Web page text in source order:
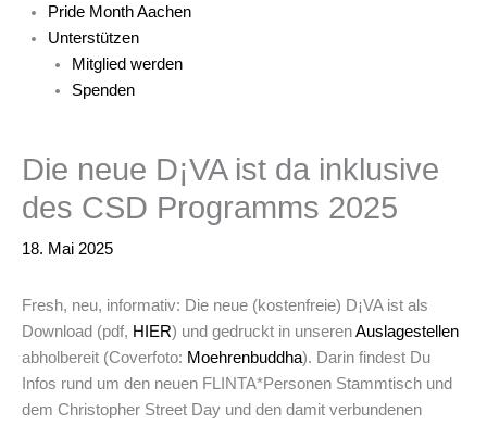
Pride Month Aachen
Unterstützen
Mitglied werden
Spenden
Die neue D¡VA ist da inklusive
des CSD Programms 2025
18. Mai 2025
Fresh, neu, informativ: Die neue (kostenfreie) D¡VA ist als
Download (pdf, HIER) und gedruckt in unserenAuslagestellen
abholbereit (Coverfoto: Moehrenbuddha). Darin findest Du
Infos rund um den neuen FLINTA*Personen Stammtisch und
dem Christopher Street Day und den damit verbundenen